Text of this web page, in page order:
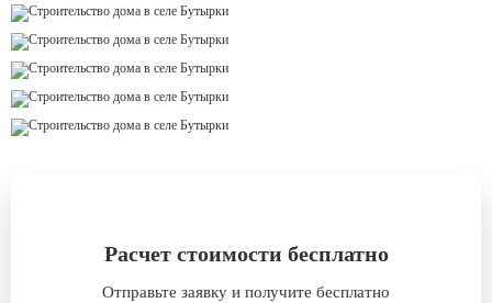
Расчет стоимости бесплатно
Отправьте заявку и получите бесплатно